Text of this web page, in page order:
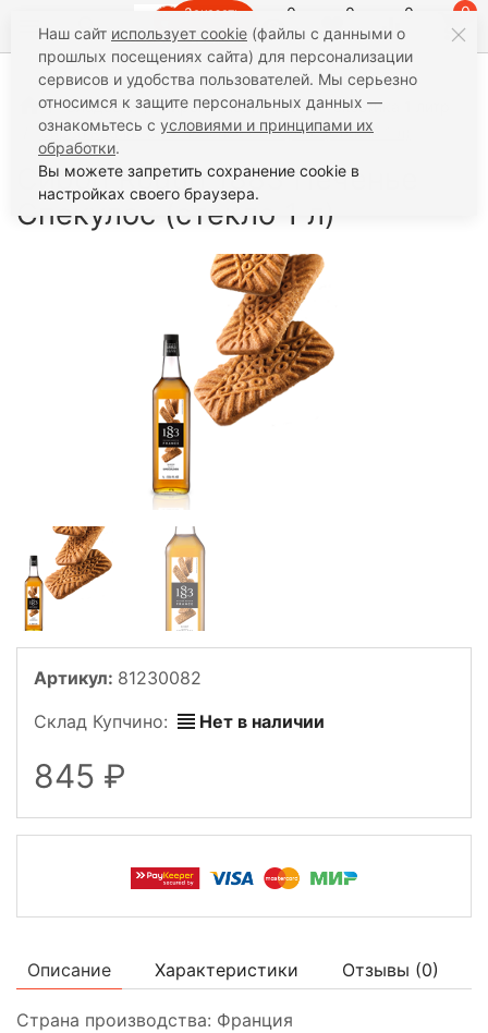
Заказать
звонок
0 0 0 0
Сладости Сиропы Routin 1883
Экзотика 1 литр
Сироп Routin 1883 Печенье Спекулос (стекло 1 л)
Сироп Routin 1883 Печенье
Спекулос (стекло 1 л)
Артикул: 81230082
Склад Купчино:
Нет в наличии
845
Описание Характеристики Отзывы (0)
Страна производства: Франция
Наш сайт использует cookie (файлы с данными о
прошлых посещениях сайта) для персонализации
сервисов и удобства пользователей. Мы серьезно
относимся к защите персональных данных —
ознакомьтесь с условиями и принципами их
обработки.
Вы можете запретить сохранение cookie в
настройках своего браузера.